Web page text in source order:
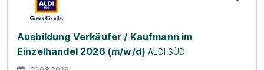
Ausbildung Verkäufer / Kaufmann im
Einzelhandel 2026 (m/w/d) ALDI SÜD